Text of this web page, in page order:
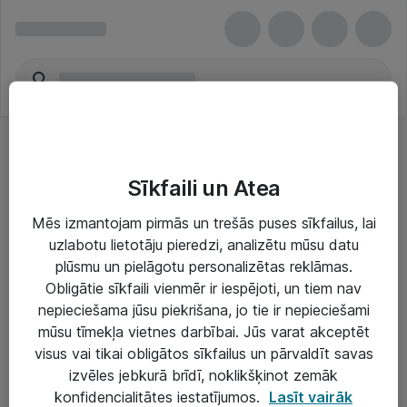
Risinājumi & Pakalpojumi
IT serviss un atbalsts
IT infrastruktūra
Darba vietu IT risinājumi
Serveri un datu centri
Sīkfaili un Atea
Mēs izmantojam pirmās un trešās puses sīkfailus, lai
uzlabotu lietotāju pieredzi, analizētu mūsu datu
plūsmu un pielāgotu personalizētas reklāmas.
Obligātie sīkfaili vienmēr ir iespējoti, un tiem nav
nepieciešama jūsu piekrišana, jo tie ir nepieciešami
mūsu tīmekļa vietnes darbībai. Jūs varat akceptēt
visus vai tikai obligātos sīkfailus un pārvaldīt savas
izvēles jebkurā brīdī, noklikšķinot zemāk
konfidencialitātes iestatījumos. Lasīt vairāk